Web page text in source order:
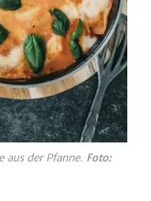
aus der Pfanne. Foto: